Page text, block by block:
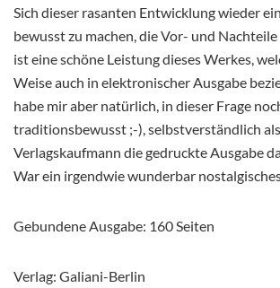
Sich dieser rasanten Entwicklung wieder
bewusst zu machen, die Vor- und
ist eine schöne Leistung dieses Werkes,
Weise auch in elektronischer Ausgabe
habe mir aber natürlich, in dieser Frage
traditionsbewusst ;-), selbstverständlich
Verlagskaufmann die gedruckte Ausgabe
War ein irgendwie wunderbar
Gebundene Ausgabe: 160 Seiten
Verlag: Galiani-Berlin